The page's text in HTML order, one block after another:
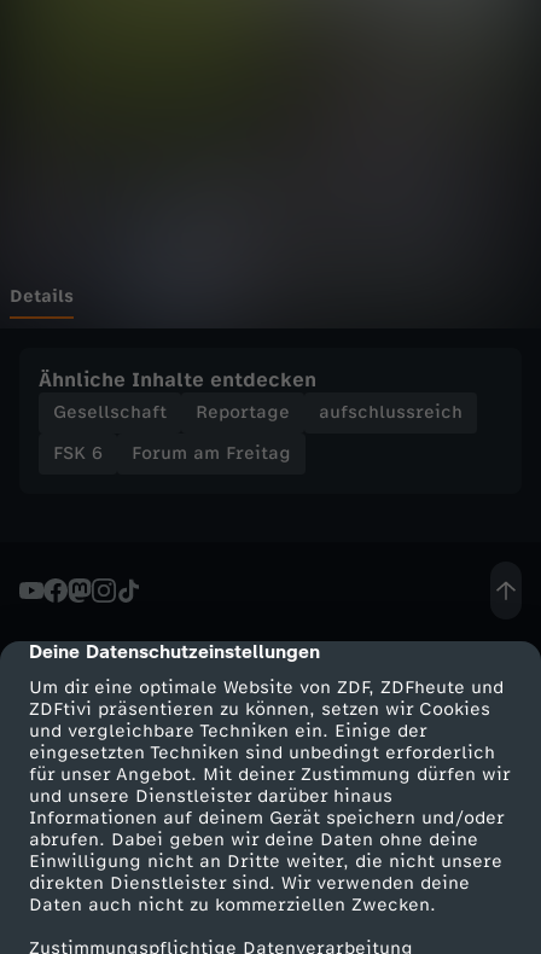
cmp-dialog-description
Deine Datenschutzeinstellungen
Um dir eine optimale Website von ZDF, ZDFheute und
ZDFtivi präsentieren zu können, setzen wir Cookies
und vergleichbare Techniken ein. Einige der
eingesetzten Techniken sind unbedingt erforderlich
für unser Angebot. Mit deiner Zustimmung dürfen wir
und unsere Dienstleister darüber hinaus
Informationen auf deinem Gerät speichern und/oder
abrufen. Dabei geben wir deine Daten ohne deine
Einwilligung nicht an Dritte weiter, die nicht unsere
direkten Dienstleister sind. Wir verwenden deine
Daten auch nicht zu kommerziellen Zwecken.
Zustimmungspflichtige Datenverarbeitung
a
g
-
e
T
ü
r
k
e
i
Details
Ähnliche Inhalte entdecken
Gesellschaft Reportage
aufschlussreich
FSK 6
Forum am Freitag
Mehr ZDF
ZDF-Apps
Smart TV
ZDFtext
Livestreams
Service
ZDFmitreden
Kontakt zum ZDF
Tickets
Zuschauerservice